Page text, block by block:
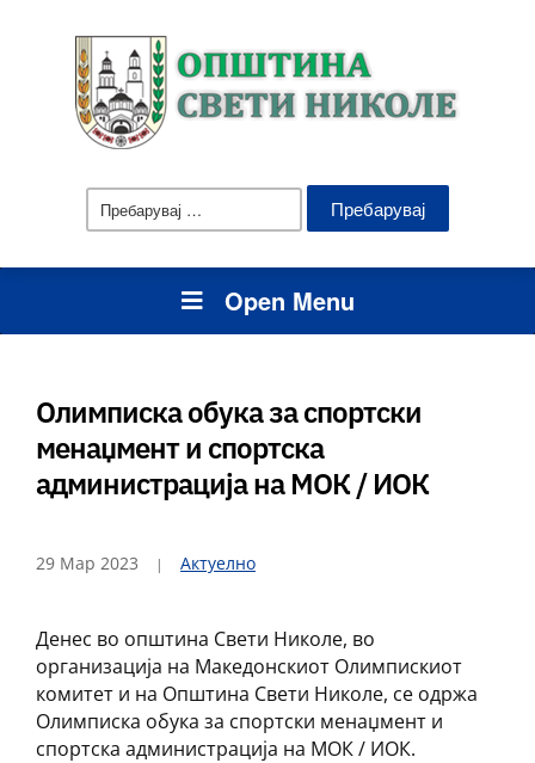
Пребарувај
за:
Open Menu
Олимписка обука за спортски
менаџмент и спортска
администрација на МОК / ИОК
29 Мар 2023 Актуелно
Денес во општина Свети Николе, во
организација на Македонскиот Олимпискиот
комитет и на Општина Свети Николе, се одржа
Олимписка обука за спортски менаџмент и
спортска администрација на МОК / ИОК.